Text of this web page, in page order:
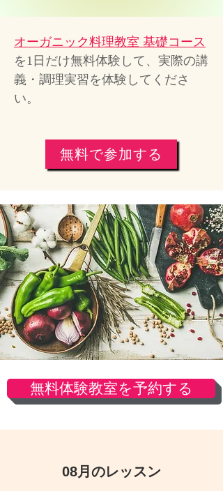
オーガニック料理教室 基礎コース
を1日だけ無料体験して、実際の講
義・調理実習を体験してくださ
い。
無料で参加する
無料体験教室を予約する
08月のレッスン